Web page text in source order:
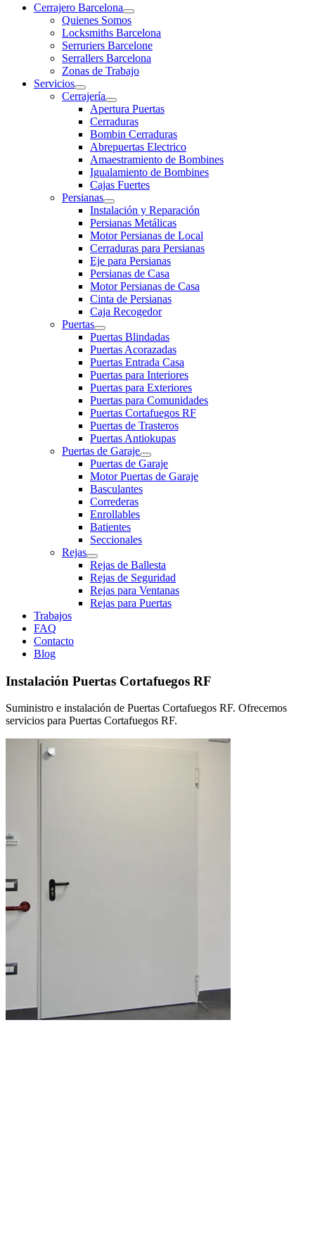
Cerrajero Barcelona
Quienes Somos
Locksmiths Barcelona
Serruriers Barcelone
Serrallers Barcelona
Zonas de Trabajo
Servicios
Cerrajería
Apertura Puertas
Cerraduras
Bombin Cerraduras
Abrepuertas Electrico
Amaestramiento de Bombines
Igualamiento de Bombines
Cajas Fuertes
Persianas
Instalación y Reparación
Persianas Metálicas
Motor Persianas de Local
Cerraduras para Persianas
Eje para Persianas
Persianas de Casa
Motor Persianas de Casa
Cinta de Persianas
Caja Recogedor
Puertas
Puertas Blindadas
Puertas Acorazadas
Puertas Entrada Casa
Puertas para Interiores
Puertas para Exteriores
Puertas para Comunidades
Puertas Cortafuegos RF
Puertas de Trasteros
Puertas Antiokupas
Puertas de Garaje
Puertas de Garaje
Motor Puertas de Garaje
Basculantes
Correderas
Enrollables
Batientes
Seccionales
Rejas
Rejas de Ballesta
Rejas de Seguridad
Rejas para Ventanas
Rejas para Puertas
Trabajos
FAQ
Contacto
Blog
Instalación Puertas Cortafuegos RF
Suministro e instalación de Puertas Cortafuegos RF. Ofrecemos
servicios para Puertas Cortafuegos RF.